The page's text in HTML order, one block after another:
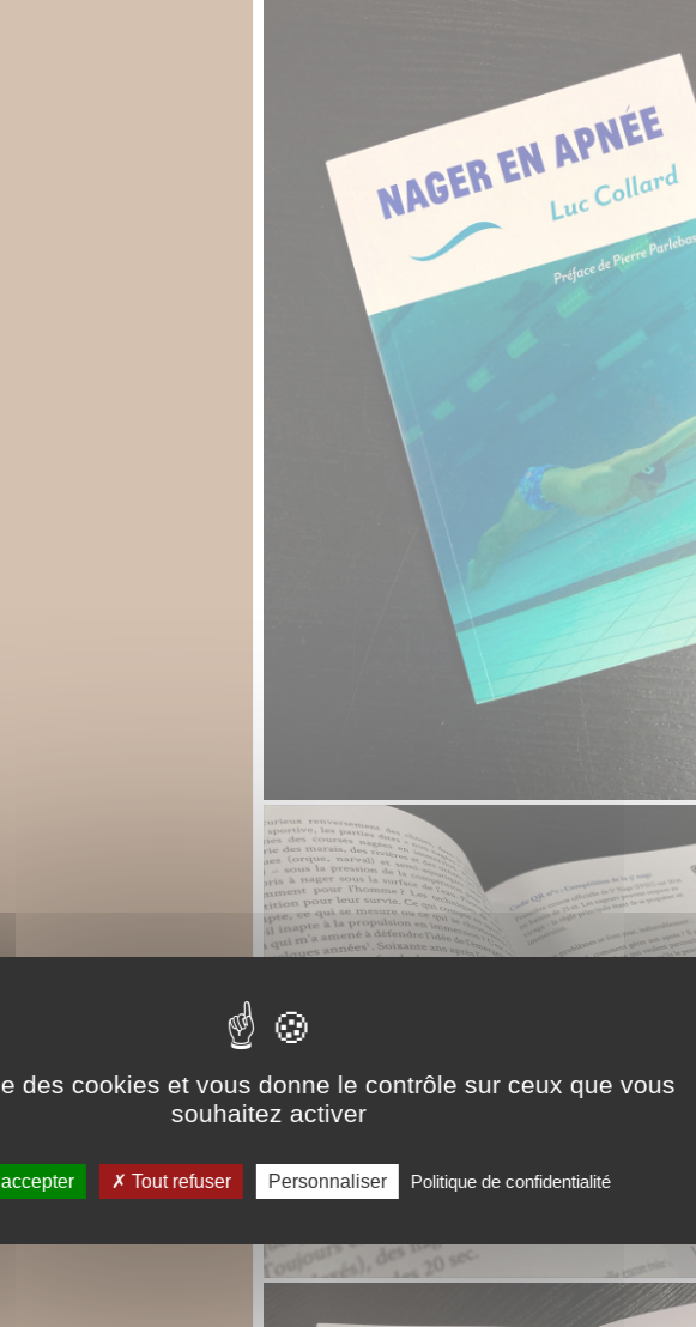
des cookies et vous donne le contrôle sur ceux que vous
souhaitez activer
Tout refuser Personnaliser Politique de confidentialité